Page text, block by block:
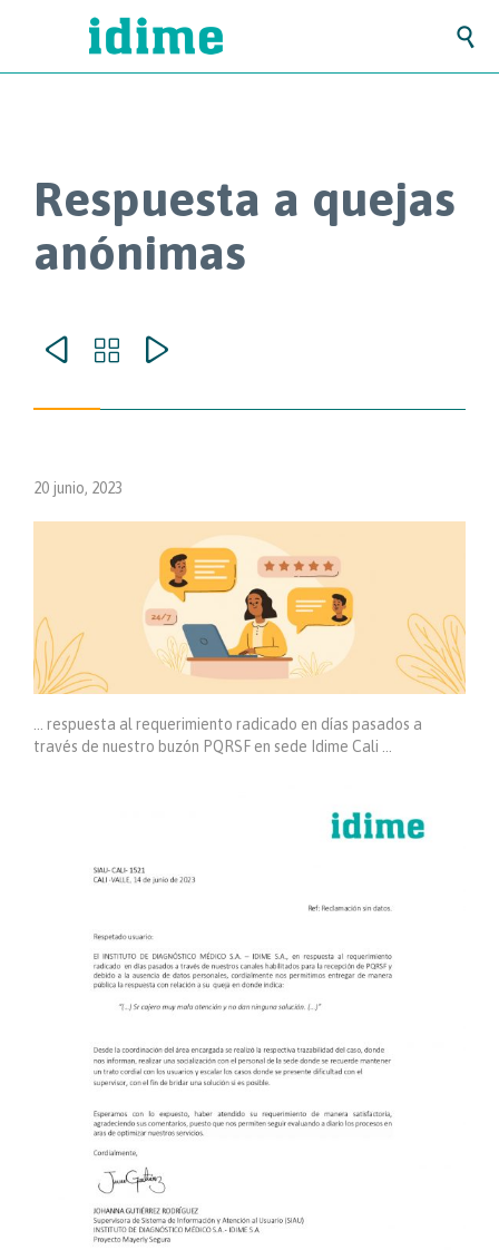

Respuesta a quejas
anónimas
  
20 junio, 2023
… respuesta al requerimiento radicado en días pasados a
través de nuestro buzón PQRSF en sede Idime Cali …